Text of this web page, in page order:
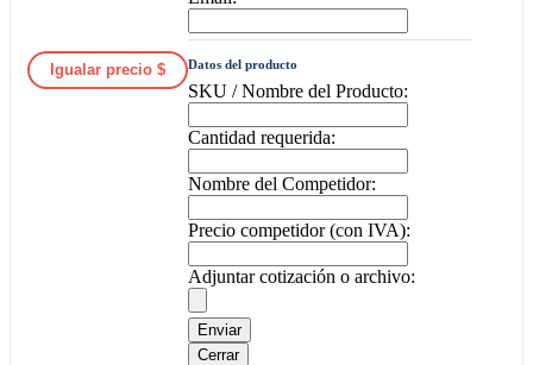
Igualar precio $ Datos del producto
SKU / Nombre del Producto:
Cantidad requerida:
Nombre del Competidor:
Precio competidor (con IVA):
Adjuntar cotización o archivo:
Enviar
Cerrar